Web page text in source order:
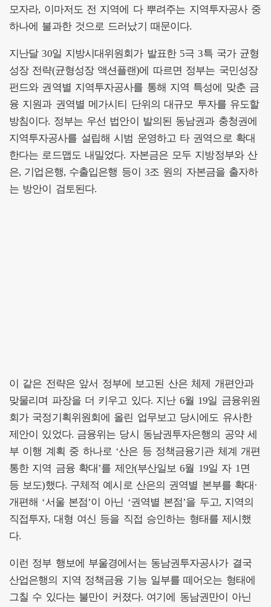
모자라, 이마저도 전 지역에 다 뿌려주는 지역투자공사 중
하나에 불과한 것으로 드러났기 때문이다.
지난달 30일 지방시대위원회가 발표한 5극 3특 국가 균형
성장 전략(균형성장 액션플랜)에 따르면 정부는 국민성장
펀드와 권역별 지역투자공사를 통해 지역 특성에 맞춘 금
융 지원과 권역별 메가시티 단위의 대규모 투자를 유도할
방침이다. 정부는 우선 법안이 발의된 동남권과 충청권에
지역투자공사를 설립해 시범 운영하고 타 권역으로 확대
한다는 로드맵도 내밀었다. 자본금은 모두 지방정부와 산
은, 기업은행, 수출입은행 등이 3조 원의 자본금을 출자하
는 방안이 검토된다.
이 같은 전략은 앞서 정부에 보고된 산은 체제 개편안과
맞물리며 파장을 더 키우고 있다. 지난 6월 19일 금융위원
회가 국정기획위원회에 올린 업무보고 당시에도 유사한
제안이 있었다. 금융위는 당시 동남권투자은행의 공약 세
부 이행 계획 중 하나로 ‘산은 등 정책금융기관 체계 개편
통한 지역 금융 확대’를 제안(부산일보 6월 19일 자 1면
등 보도)했다. 구체적 예시로 산은의 권역별 본부를 확대·
개편해 ‘서울 본점’이 아닌 ‘권역별 본점’을 두고, 지역의
직접투자, 대형 여신 등을 직접 승인하는 형태를 제시했
다.
이런 정부 행보에 부울경에서는 동남권투자공사가 결국
산업은행의 지역 정책금융 기능 일부를 떼어오는 형태에
그칠 수 있다는 불만이 커졌다. 여기에 동남권만이 아닌